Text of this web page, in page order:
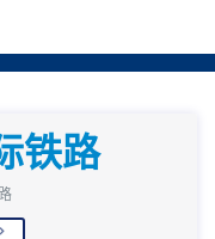
铁路